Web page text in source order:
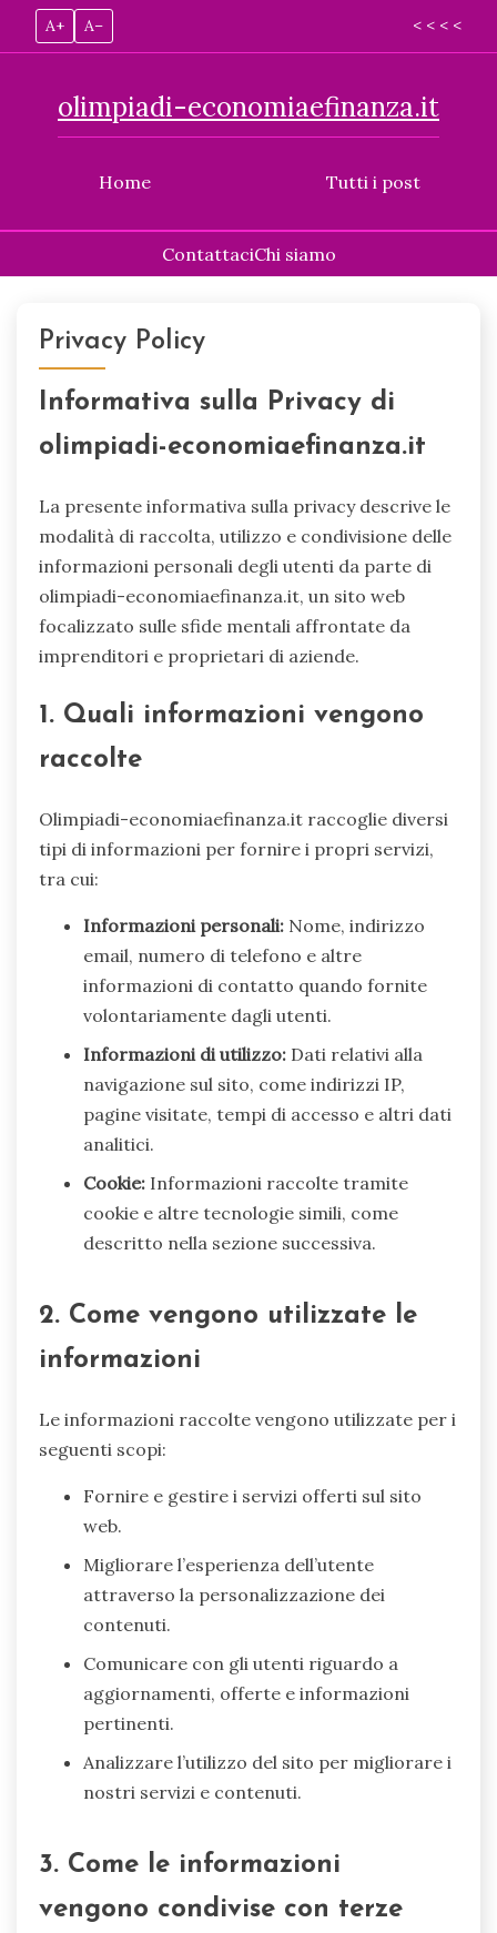
A+ A– < < < <
Home
olimpiadi-economiaefinanza.it
Tutti i post
ContattaciChi siamo
contentPrivacy Policy
Informativa sulla Privacy di
olimpiadi-economiaefinanza.it
La presente informativa sulla privacy descrive le
modalità di raccolta, utilizzo e condivisione delle
informazioni personali degli utenti da parte di
olimpiadi-economiaefinanza.it, un sito web
focalizzato sulle sfide mentali affrontate da
imprenditori e proprietari di aziende.
1. Quali informazioni vengono
raccolte
Olimpiadi-economiaefinanza.it raccoglie diversi
tipi di informazioni per fornire i propri servizi,
tra cui:
Informazioni personali: Nome, indirizzo
email, numero di telefono e altre
informazioni di contatto quando fornite
volontariamente dagli utenti.
Informazioni di utilizzo: Dati relativi alla
navigazione sul sito, come indirizzi IP,
pagine visitate, tempi di accesso e altri dati
analitici.
Cookie: Informazioni raccolte tramite
cookie e altre tecnologie simili, come
descritto nella sezione successiva.
2. Come vengono utilizzate le
informazioni
Le informazioni raccolte vengono utilizzate per i
seguenti scopi:
Fornire e gestire i servizi offerti sul sito
web.
Migliorare l’esperienza dell’utente
attraverso la personalizzazione dei
contenuti.
Comunicare con gli utenti riguardo a
aggiornamenti, offerte e informazioni
pertinenti.
Analizzare l’utilizzo del sito per migliorare i
nostri servizi e contenuti.
3. Come le informazioni
vengono condivise con terze